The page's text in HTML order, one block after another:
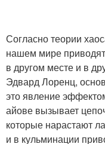
Согласно теории
нашем мире
в другом месте и в
Эдвард Лоренц,
это явление
айове вызывает
которые нарастают
и в кульминации